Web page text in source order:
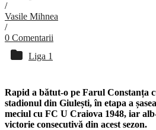
/
Vasile Mihnea
/
0 Comentarii
Liga 1
Rapid a bătut-o pe Farul Constanța
stadionul din Giulești, în etapa a
meciul cu FC U Craiova 1948, iar
victorie consecutivă din acest sezon.